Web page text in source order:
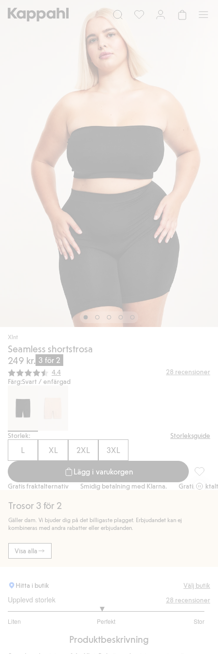
Xlnt
Seamless shortstrosa
249 kr. 3 för 2
Snittbetyg:
4.4 28 recensioner
Färg:Svart / enfärgad
Storlek: Storleksguide
L XL 2XL 3XL
Lägg i varukorgen
fraktalternativ Smidig betalning med Klarna. Gratis
Trosor 3 för 2
Gäller dam. Vi bjuder dig på det billigaste plagget. Erbjudandet kan ej
kombineras med andra rabatter eller erbjudanden.
Visa alla
Hitta i butik Välj butik
Upplevd storlek
Liten Perfekt Stor
utav
28 recensioner
Produktbeskrivning